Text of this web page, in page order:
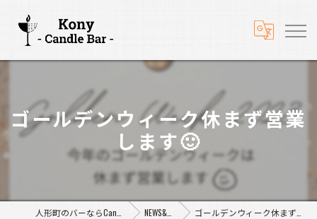
ゴールデンウィーク休まず営業
します🙂
NEWS&BLOG ゴールデンウィーク休まず営業します🙂